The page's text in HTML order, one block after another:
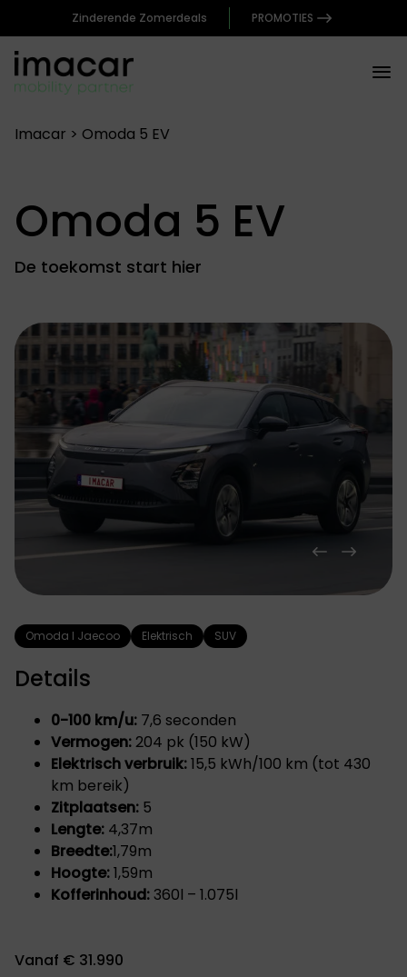
Zinderende Zomerdeals PROMOTIES
Imacar > Omoda 5 EV
Omoda 5 EV
De toekomst start hier
Omoda I Jaecoo Elektrisch SUV
Details
0-100 km/u: 7,6 seconden
Vermogen:204 pk (150 kW)
Elektrisch verbruik:15,5 kWh/100 km (tot 430
km bereik)
Zitplaatsen: 5
Lengte: 4,37m
Breedte:1,79m
Hoogte:1,59m
Kofferinhoud: 360l – 1.075l
Vanaf € 31.990